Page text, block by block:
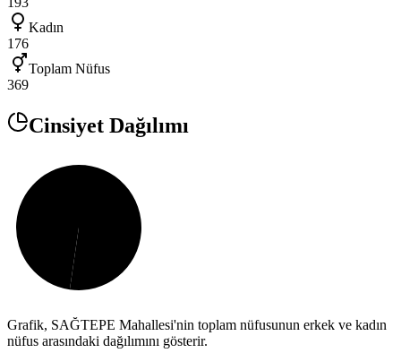
Kadın
176
Toplam Nüfus
369
Cinsiyet Dağılımı
Grafik, SAĞTEPE Mahallesi'nin toplam nüfusunun erkek ve kadın
nüfus arasındaki dağılımını gösterir.